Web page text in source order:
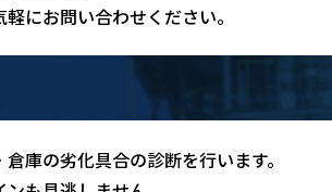
にお問い合わせください。
庫の劣化具合の診断を行います。